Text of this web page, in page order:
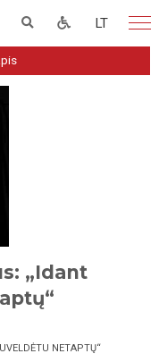
LT
„Idant
NETAPTŲ“